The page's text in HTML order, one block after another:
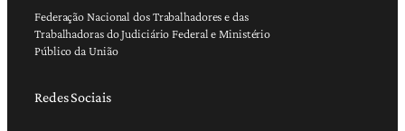
Federação Nacional dos Trabalhadores e das
Trabalhadoras do Judiciário Federal e Ministério
Público da União
Redes Sociais